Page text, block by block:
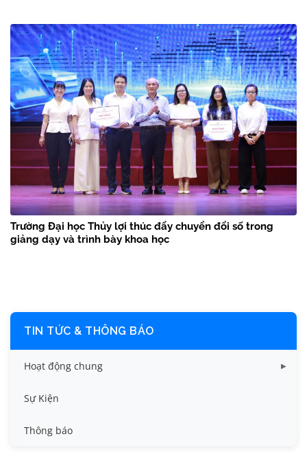
Trường Đại học Thủy lợi thúc đẩy chuyển đổi số trong
giảng dạy và trình bày khoa học
TIN TỨC & THÔNG BÁO
Hoạt động chung
Tin công tác sinh viên
Tin đào tạo
Sự Kiện
Thông báo